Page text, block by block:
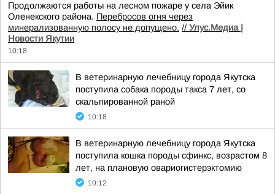
Продолжаются работы на лесном пожаре у села Эйик
Оленекского района. Перебросов огня через
минерализованную полосу не допущено. // Улус.Медиа |
Новости Якутии
10:18
В ветеринарную лечебницу города Якутска
поступила собака породы такса 7 лет, со
скальпированной раной
10:18
В ветеринарную лечебницу города Якутска
поступила кошка породы сфинкс, возрастом 8
лет, на плановую овариогистерэктомию
10:12